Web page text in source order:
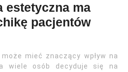
estetyczna ma
pacjentów
mieć znaczący wpływ na
wiele osób decyduje się na